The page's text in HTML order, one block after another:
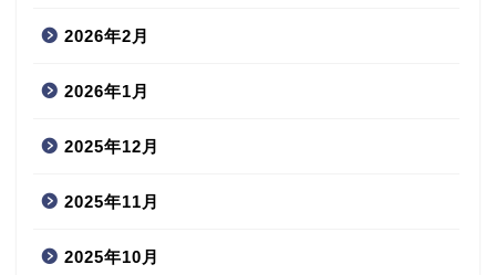
2026年2月
2026年1月
2025年12月
2025年11月
2025年10月